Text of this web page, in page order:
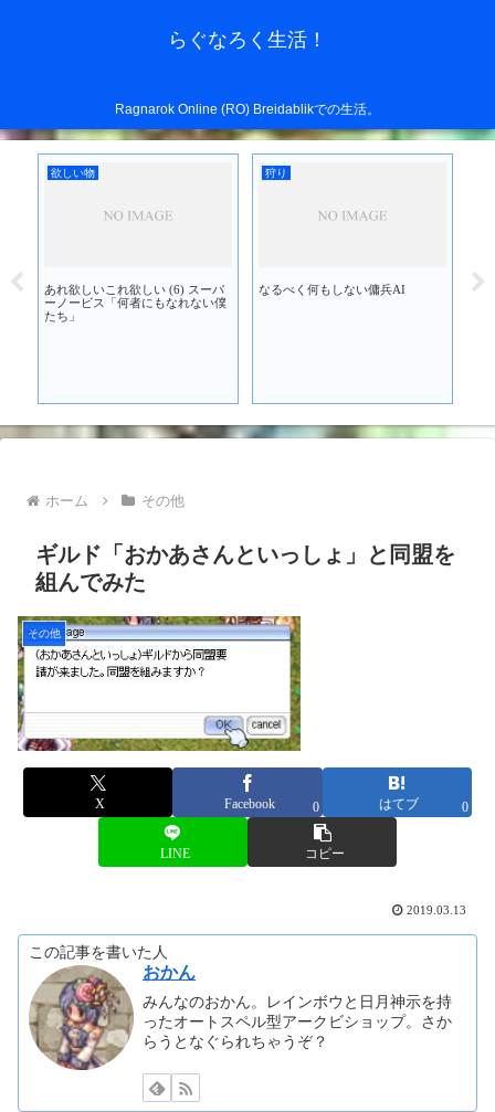
らぐなろく生活！
Ragnarok Online (RO) Breidablikでの生活。
欲しい物
あれ欲しいこれ欲しい (6) スーパ
ーノービス「何者にもなれない僕
たち」
狩り
なるべく何もしない傭兵AI
あ
ホーム その他
ギルド「おかあさんといっしょ」と同盟を
組んでみた
その他
X Facebook 0 はてブ 0
LINE コピー
2019.03.13
この記事を書いた人
おかん
みんなのおかん。レインボウと日月神示を持
ったオートスペル型アークビショップ。さか
らうとなぐられちゃうぞ？